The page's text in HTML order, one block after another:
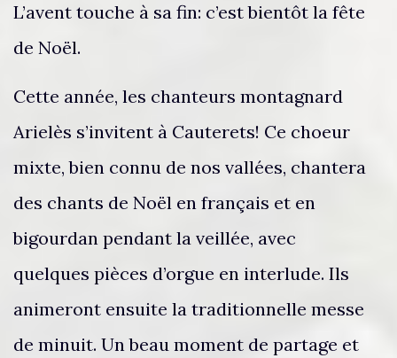
L’avent touche à sa fin: c’est bientôt la fête
de Noël.
Cette année, les chanteurs montagnard
Arielès s’invitent à Cauterets! Ce choeur
mixte, bien connu de nos vallées, chantera
des chants de Noël en français et en
bigourdan pendant la veillée, avec
quelques pièces d’orgue en interlude. Ils
animeront ensuite la traditionnelle messe
de minuit. Un beau moment de partage et